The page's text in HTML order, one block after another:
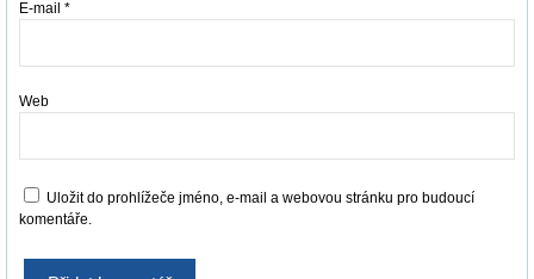
E-mail *
Web
Uložit do prohlížeče jméno, e-mail a webovou stránku pro budoucí
komentáře.